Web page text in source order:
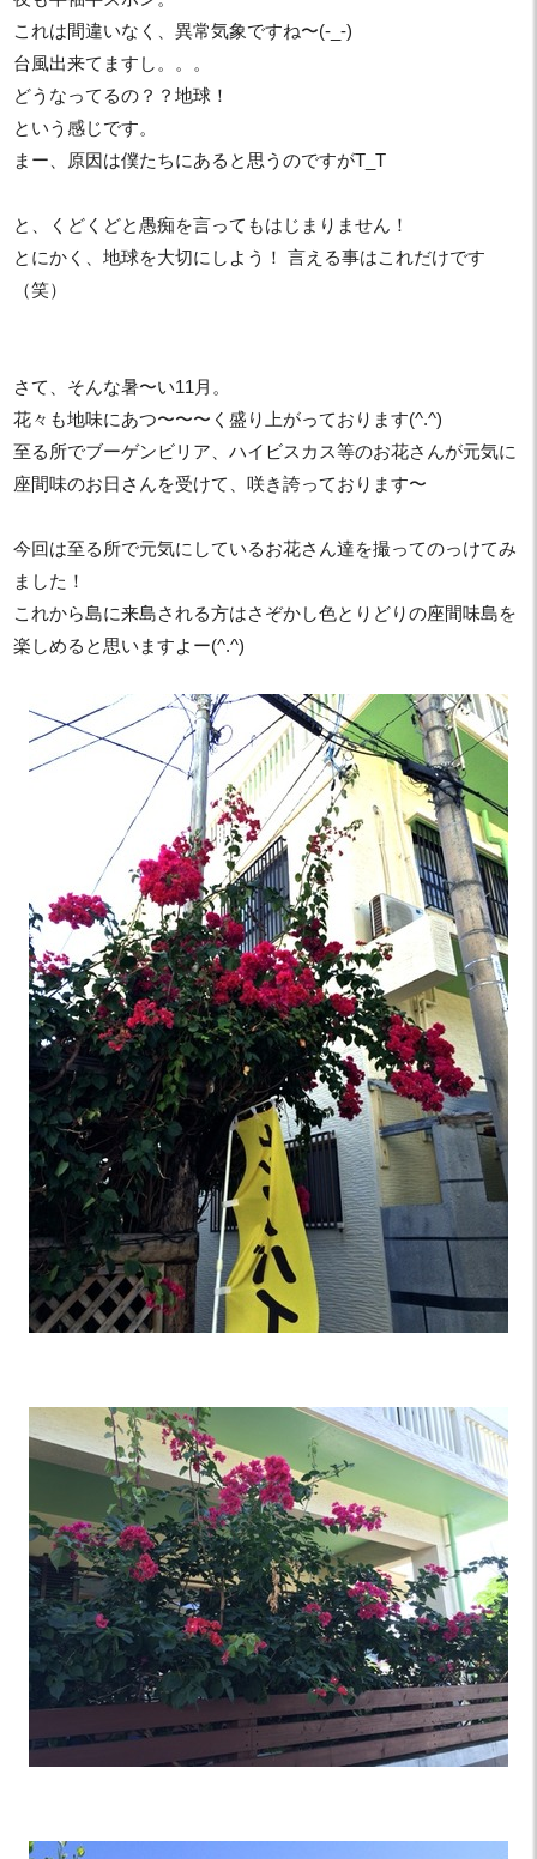
これは間違いなく、異常気象ですね〜(-_-)
台風出来てますし。。。
どうなってるの？？地球！
という感じです。
まー、原因は僕たちにあると思うのですがT_T
と、くどくどと愚痴を言ってもはじまりません！
とにかく、地球を大切にしよう！ 言える事はこれだけです
（笑）
さて、そんな暑〜い11月。
花々も地味にあつ〜〜〜く盛り上がっております(^.^)
至る所でブーゲンビリア、ハイビスカス等のお花さんが元気に
座間味のお日さんを受けて、咲き誇っております〜
今回は至る所で元気にしているお花さん達を撮ってのっけてみ
ました！
これから島に来島される方はさぞかし色とりどりの座間味島を
楽しめると思いますよー(^.^)